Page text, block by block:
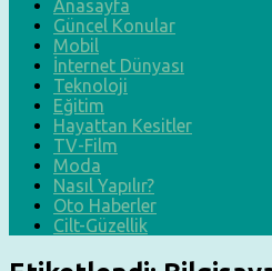
Anasayfa
Güncel Konular
Mobil
İnternet Dünyası
Teknoloji
Eğitim
Hayattan Kesitler
TV-Film
Moda
Nasıl Yapılır?
Oto Haberler
Cilt-Güzellik